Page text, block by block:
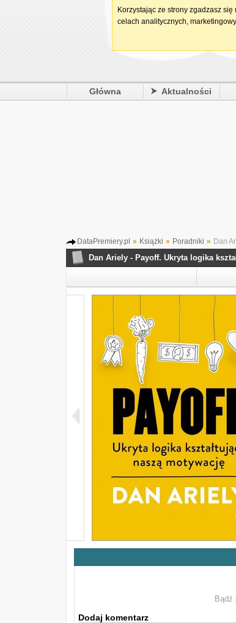
Główna Aktualności
DataPremiery.pl » Książki » Poradniki » Dan
Dan Ariely - Payoff. Ukryta logika
Bądź
Dodaj komentarz
Korzystając ze strony zgadzasz
celach analitycznych,